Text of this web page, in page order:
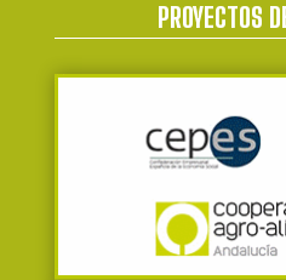
PROYECTOS